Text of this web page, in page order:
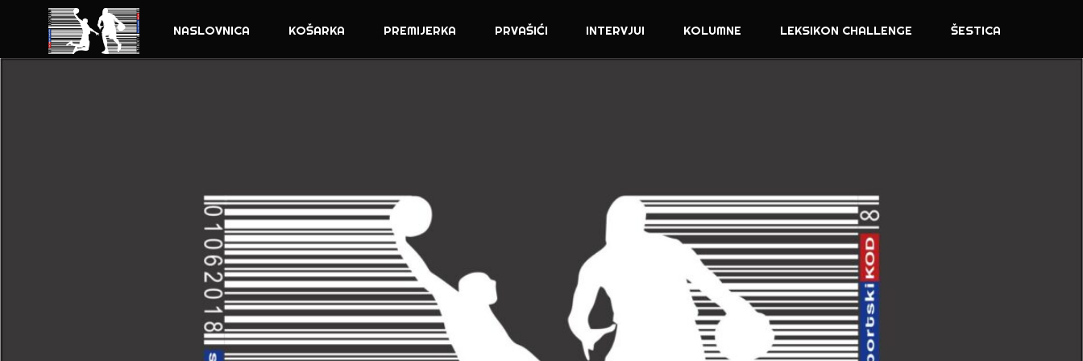
NASLOVNICA KOŠARKA PREMIJERKA PRVAŠIĆI INTERVJUI KOLUMNE LEKSIKON CHALLENGE ŠESTICA